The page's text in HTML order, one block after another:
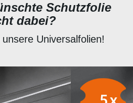
Schutzfolie
dabei?
Universalfolien!